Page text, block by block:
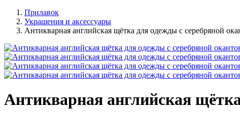
Прилавок
Украшения и аксессуары
Антикварная английская щётка для одежды с серебряной
Антикварная английская